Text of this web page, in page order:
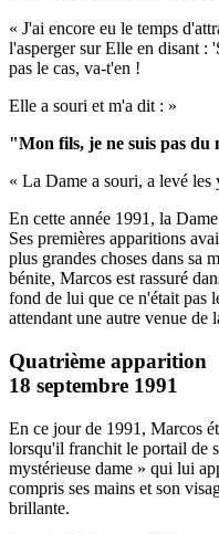
« J'ai encore eu le temps
l'asperger sur Elle en disant :
pas le cas, va-t'en !
Elle a souri et m'a dit : »
"Mon fils, je ne suis pas du
« La Dame a souri, a levé
En cette année 1991, la
Ses premières apparitions
plus grandes choses dans sa
bénite, Marcos est rassuré
fond de lui que ce n'était pas
attendant une autre venue de
Quatrième apparition
18 septembre 1991
En ce jour de 1991, Marcos
lorsqu'il franchit le portail de
mystérieuse dame » qui lui
compris ses mains et son
brillante.